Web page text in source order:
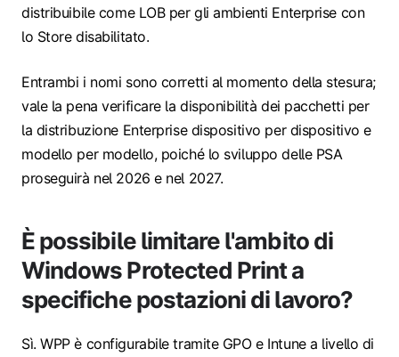
distribuibile come LOB per gli ambienti Enterprise con
lo Store disabilitato.
Entrambi i nomi sono corretti al momento della stesura;
vale la pena verificare la disponibilità dei pacchetti per
la distribuzione Enterprise dispositivo per dispositivo e
modello per modello, poiché lo sviluppo delle PSA
proseguirà nel 2026 e nel 2027.
È possibile limitare l'ambito di
Windows Protected Print a
specifiche postazioni di lavoro?
Sì. WPP è configurabile tramite GPO e Intune a livello di